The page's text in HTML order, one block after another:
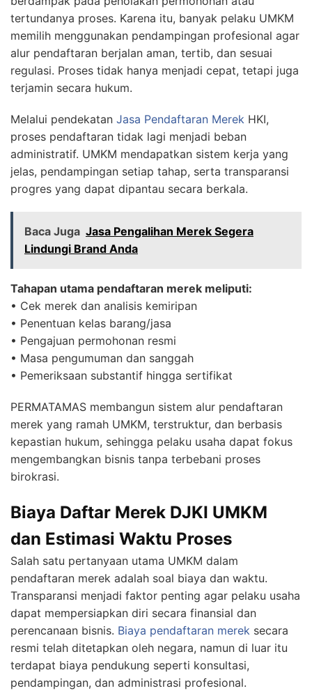
tertundanya proses. Karena itu, banyak pelaku UMKM
memilih menggunakan pendampingan profesional agar
alur pendaftaran berjalan aman, tertib, dan sesuai
regulasi. Proses tidak hanya menjadi cepat, tetapi juga
terjamin secara hukum.
Melalui pendekatan Jasa Pendaftaran Merek HKI,
proses pendaftaran tidak lagi menjadi beban
administratif. UMKM mendapatkan sistem kerja yang
jelas, pendampingan setiap tahap, serta transparansi
progres yang dapat dipantau secara berkala.
Baca Juga Jasa Pengalihan Merek Segera
Lindungi Brand Anda
Tahapan utama pendaftaran merek meliputi:
• Cek merek dan analisis kemiripan
• Penentuan kelas barang/jasa
• Pengajuan permohonan resmi
• Masa pengumuman dan sanggah
• Pemeriksaan substantif hingga sertifikat
PERMATAMAS membangun sistem alur pendaftaran
merek yang ramah UMKM, terstruktur, dan berbasis
kepastian hukum, sehingga pelaku usaha dapat fokus
mengembangkan bisnis tanpa terbebani proses
birokrasi.
Biaya Daftar Merek DJKI UMKM
dan Estimasi Waktu Proses
Salah satu pertanyaan utama UMKM dalam
pendaftaran merek adalah soal biaya dan waktu.
Transparansi menjadi faktor penting agar pelaku usaha
dapat mempersiapkan diri secara finansial dan
perencanaan bisnis. Biaya pendaftaran merek secara
resmi telah ditetapkan oleh negara, namun di luar itu
terdapat biaya pendukung seperti konsultasi,
pendampingan, dan administrasi profesional.